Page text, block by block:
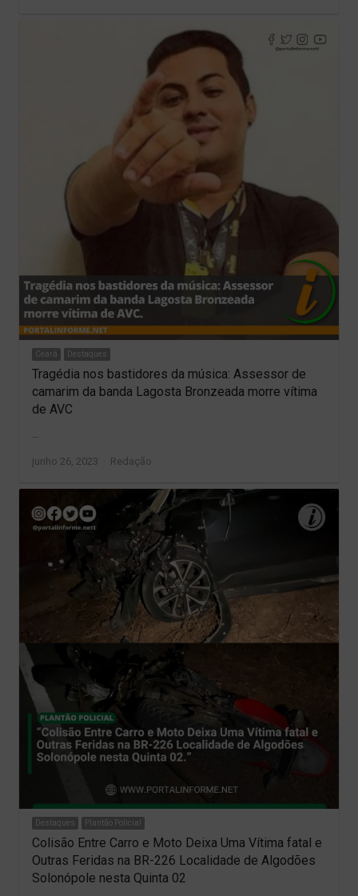
Ceará Destaques
Tragédia nos bastidores da música: Assessor de
camarim da banda Lagosta Bronzeada morre vítima
de AVC
…
junho 26, 2023 Author
Redação
Destaques Plantão Policial
Colisão Entre Carro e Moto Deixa Uma Vítima fatal e
Outras Feridas na BR-226 Localidade de Algodões
Solonópole nesta Quinta 02